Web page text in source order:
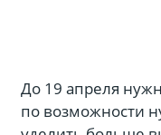
До 19 апреля
по возможности